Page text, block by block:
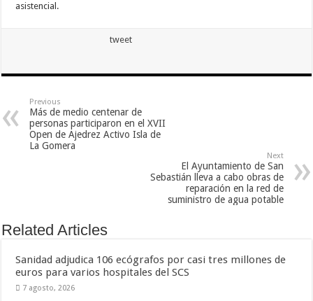
asistencial.
tweet
Previous
Más de medio centenar de
personas participaron en el XVII
Open de Ajedrez Activo Isla de
La Gomera
Next
El Ayuntamiento de San
Sebastián lleva a cabo obras de
reparación en la red de
suministro de agua potable
Related Articles
Sanidad adjudica 106 ecógrafos por casi tres millones de
euros para varios hospitales del SCS
7 agosto, 2026